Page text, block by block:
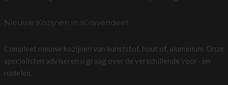
Nieuwe Kozijnen in sGravendeel
Compleet nieuwe kozijnen van kunststof, hout of, aluminium. Onze
specialisten adviseren u graag over de verschillende voor- en
nadelen.